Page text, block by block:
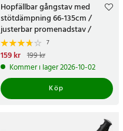
Hopfällbar gångstav med
stötdämpning 66-135cm /
justerbar promenadstav /
fjädrande vandringsstav
7
Nuvarande pris
pris:199 kr
159 kr 199 kr
Kommer i lager 2026-10-02
Köp